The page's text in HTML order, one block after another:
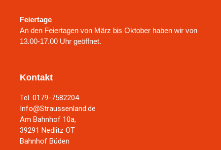
Kontakt
Tel. 0179-7582204
Info@Straussenland.de
Am Bahnhof 10a,
39291 Nedlitz OT
Bahnhof Büden
Feiertage
An den Feiertagen von März bis Oktober haben wir von
13.00-17.00 Uhr geöffnet.